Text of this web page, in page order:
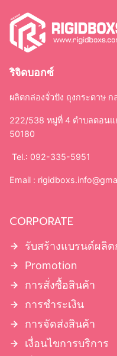
ริจิดบอกซ์
ผลิตกล่องจั่วปัง ถุงกระดาษ ก
222/538 หมู่ที่ 4 ตำบลดอนแ
50180
Tel.: 092-335-5951
Email :
CORPORATE
รับสร้างแบรนด์ผลิ
Promotion
การสั่งซื้อสินค้า
การชำระเงิน
การจัดส่งสินค้า
เงื่อนไขการบริการ